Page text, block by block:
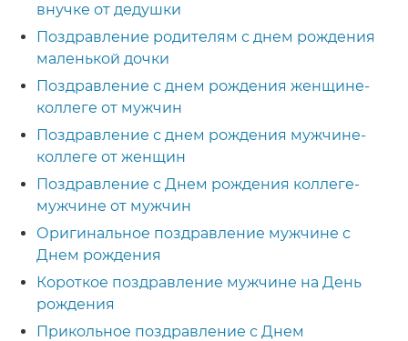
внучке от дедушки
Поздравление родителям с днем рождения
маленькой дочки
Поздравление с днем рождения женщине-
коллеге от мужчин
Поздравление с днем рождения мужчине-
коллеге от женщин
Поздравление с Днем рождения коллеге-
мужчине от мужчин
Оригинальное поздравление мужчине с
Днем рождения
Короткое поздравление мужчине на День
рождения
Прикольное поздравление с Днем